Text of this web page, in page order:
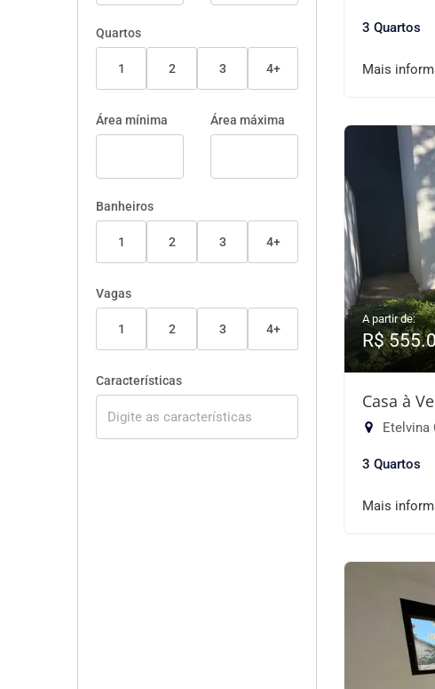
Quartos
1 2 3 4+
Área mínima Área máxima
Banheiros
1 2 3 4+
Vagas
1 2 3 4+
Características
3 Quartos
Mais
A partir de:
R$
Casa à
Etelvina
3 Quartos
Mais